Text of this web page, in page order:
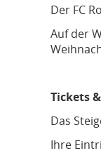
Der FC
Auf der
Tickets
Das
Ihre